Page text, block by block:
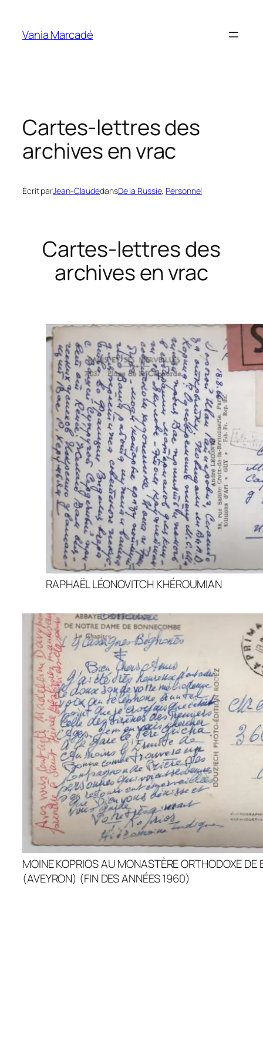
contenu
Vania Marcadé
Cartes-lettres des
archives en vrac
Écrit parJean-ClaudedansDe la Russie, Personnel
Cartes-lettres des
archives en vrac
RAPHAËL LÉONOVITCH KHÉROUMIAN
MOINE KOPRIOS AU MONASTÈRE ORTHODOXE DE
(AVEYRON) (FIN DES ANNÉES 1960)